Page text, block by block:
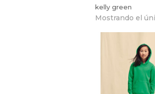
kelly green
Mostrando el